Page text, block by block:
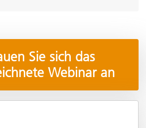
Sie sich das
Webinar an